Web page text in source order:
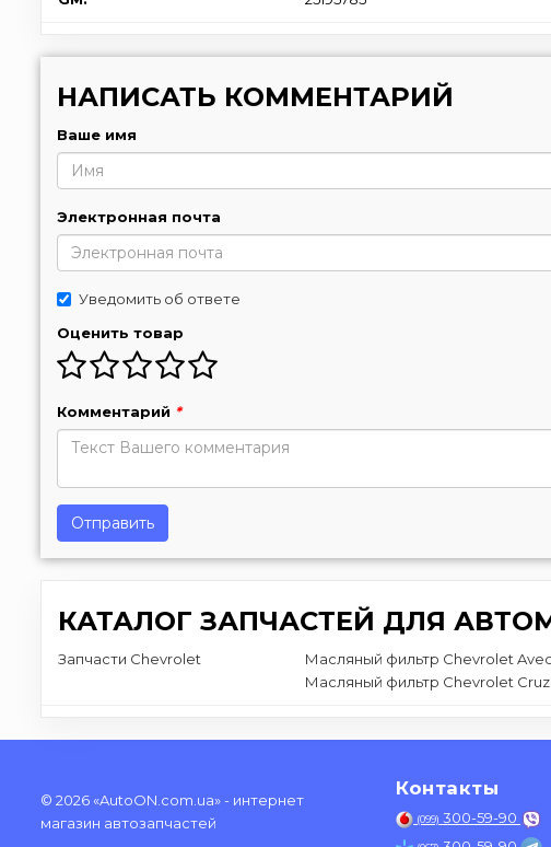
НАПИСАТЬ КОММЕНТАРИЙ
Ваше имя
Электронная почта
Уведомить об ответе
Оценить товар
Комментарий *
Отправить
КАТАЛОГ ЗАПЧАСТЕЙ ДЛЯ
Запчасти Chevrolet Масляный фильтр Chevrolet
Масляный фильтр Chevrolet
© 2026 «AutoON.com.ua» - интернет
магазин автозапчастей
Контакты
(099) 300-59-90